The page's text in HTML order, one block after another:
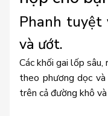
Phanh tuyệt
và ướt.
Các khối gai lốp sâu,
theo phương dọc
trên cả đường khô